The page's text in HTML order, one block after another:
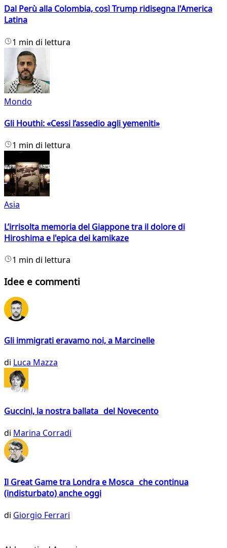
Dal Perù alla Colombia, così Trump ridisegna l'America
Latina
1 min di lettura
Mondo
Gli Houthi: «Cessi l’assedio agli yemeniti»
1 min di lettura
Asia
L’irrisolta memoria del Giappone tra il dolore di
Hiroshima e l'epica dei kamikaze
1 min di lettura
Idee e commenti
Gli immigrati eravamo noi, a Marcinelle
di Luca Mazza
Guccini, la nostra ballata del Novecento
di Marina Corradi
Il Great Game tra Londra e Mosca che continua
(indisturbato) anche oggi
di Giorgio Ferrari